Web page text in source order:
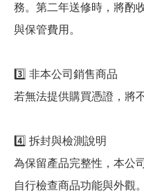
務。第二年送修時，將酌
與保管費用。
3️⃣ 非本公司銷售商品
若無法提供購買憑證，將
4️⃣ 拆封與檢測說明
為保留產品完整性，本公
自行檢查商品功能與外觀。